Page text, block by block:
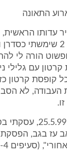
התאונה
הורה לי
לא
עז בגב,
(סעיפים 5-4 לתצהיר).